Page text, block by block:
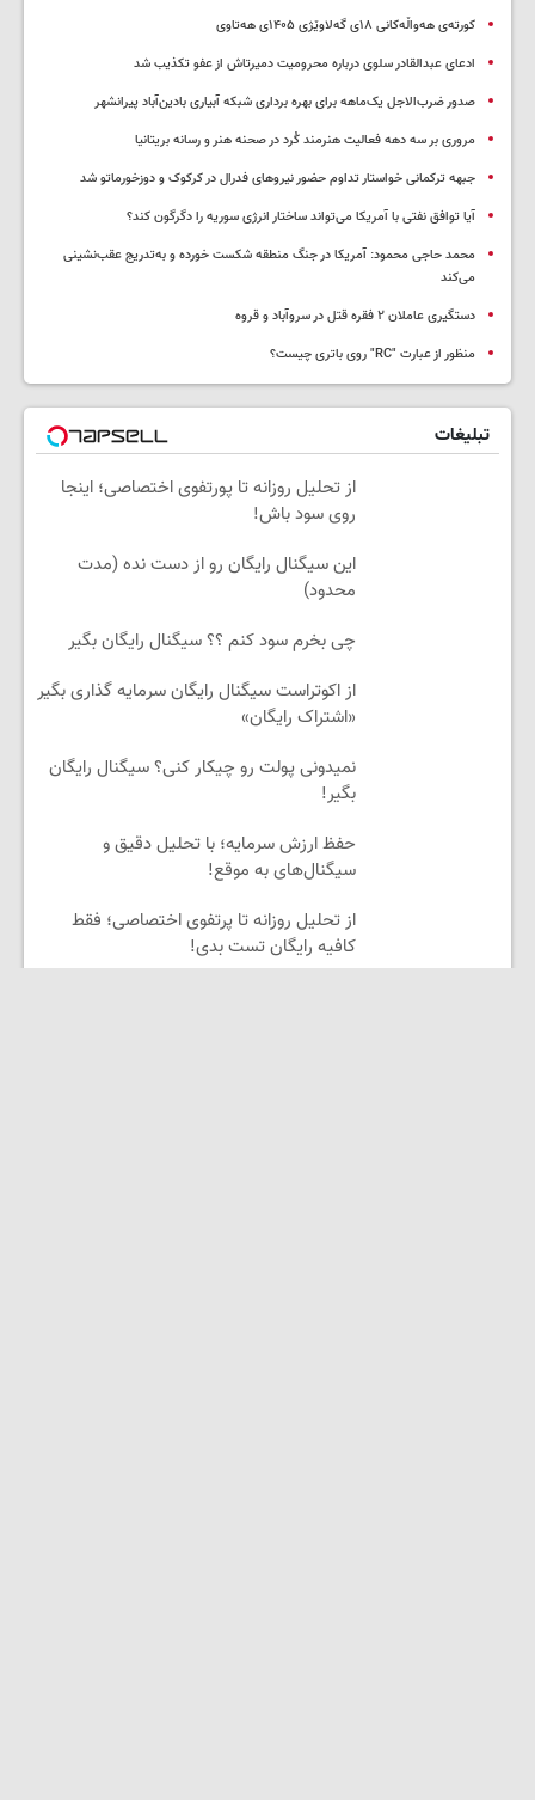
کورتەی هەواڵەکانی ۱۸ی گەلاوێژی ۱۴۰۵ی هەتاوی
ادعای عبدالقادر سلوی درباره محرومیت دمیرتاش از عفو تکذیب شد
صدور ضرب‌الاجل یک‌ماهه برای بهره برداری شبکه آبیاری بادین‌آباد پیرانشهر
مروری بر سه دهه فعالیت هنرمند کُرد در صحنه هنر و رسانه بریتانیا
جبهه ترکمانی خواستار تداوم حضور نیروهای فدرال در کرکوک و دوزخورماتو شد
آیا توافق نفتی با آمریکا می‌تواند ساختار انرژی سوریه را دگرگون کند؟
محمد حاجی محمود: آمریکا در جنگ منطقه شکست خورده و به‌تدریج عقب‌نشینی
می‌کند
دستگیری عاملان ۲ فقره قتل در سروآباد و قروه
منظور از عبارت "RC" روی باتری چیست؟
تبلیغات
از تحلیل روزانه تا پورتفوی اختصاصی؛ اینجا
روی سود باش!
این سیگنال رایگان رو از دست نده (مدت
محدود)
چی بخرم سود کنم ؟؟ سیگنال رایگان بگیر
از اکوتراست سیگنال رایگان سرمایه گذاری بگیر
«اشتراک رایگان»
نمیدونی پولت رو چیکار کنی؟ سیگنال رایگان
بگیر!
حفظ ارزش سرمایه؛ با تحلیل دقیق و
سیگنال‌های به موقع!
از تحلیل روزانه تا پرتفوی اختصاصی؛ فقط
کافیه رایگان تست بدی!